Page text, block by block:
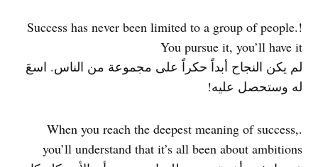
!Success has never been limited to a group of people.
You pursue it, you’ll have it
لم يكن النجاح أبداً حكراً على مجموعة من الناس. اسعَ
له وستحصل عليه!
.When you reach the deepest meaning of success,
you’ll understand that it’s all been about ambitions